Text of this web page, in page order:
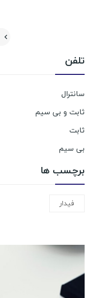
تلفن
سانترال
ثابت و بی سیم
ثابت
بی سیم
برچسب ها
فیدار
